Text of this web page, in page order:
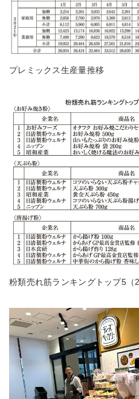
プレミックス生産量推移
粉類売れ筋ランキングトップ5（